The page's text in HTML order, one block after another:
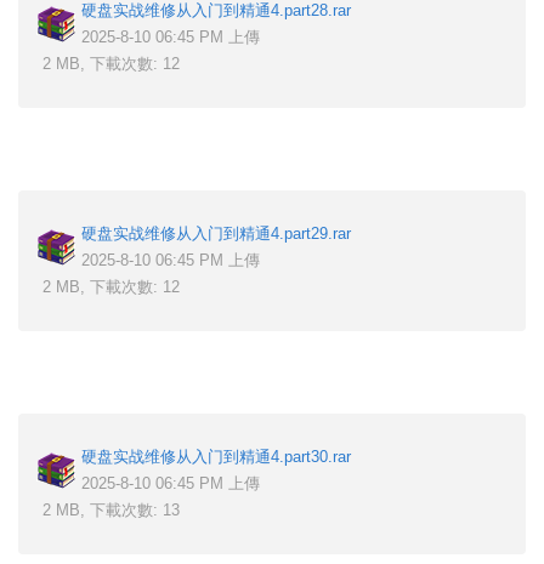
硬盘实战维修从入门到精通4.part28.rar
2025-8-10 06:45 PM 上傳
2 MB, 下載次數: 12
硬盘实战维修从入门到精通4.part29.rar
2025-8-10 06:45 PM 上傳
2 MB, 下載次數: 12
硬盘实战维修从入门到精通4.part30.rar
2025-8-10 06:45 PM 上傳
2 MB, 下載次數: 13